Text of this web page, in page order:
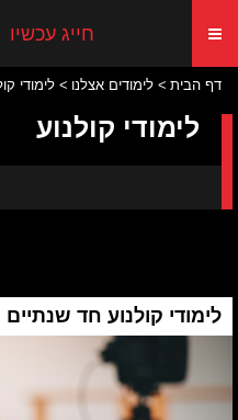
חייג עכשיו
דף הבית לימודים אצלנו לימודי
לימודי קולנוע
לימודי קולנוע חד שנתיים